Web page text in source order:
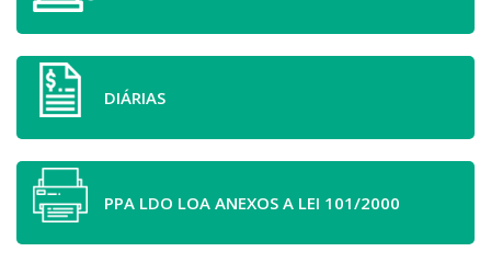
DIÁRIAS
PPA LDO LOA ANEXOS A LEI 101/2000